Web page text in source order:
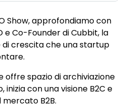
Show, approfondiamo con
e Co-Founder di Cubbit, la
di crescita che una startup
offre spazio di archiviazione
con una visione B2C e
B2B.